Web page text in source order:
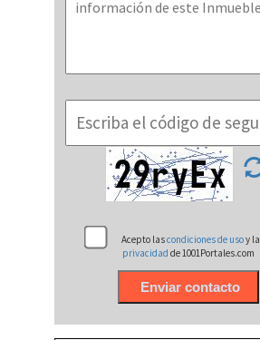
Acepto lascondiciones de usoy la
privacidadde 1001Portales.com